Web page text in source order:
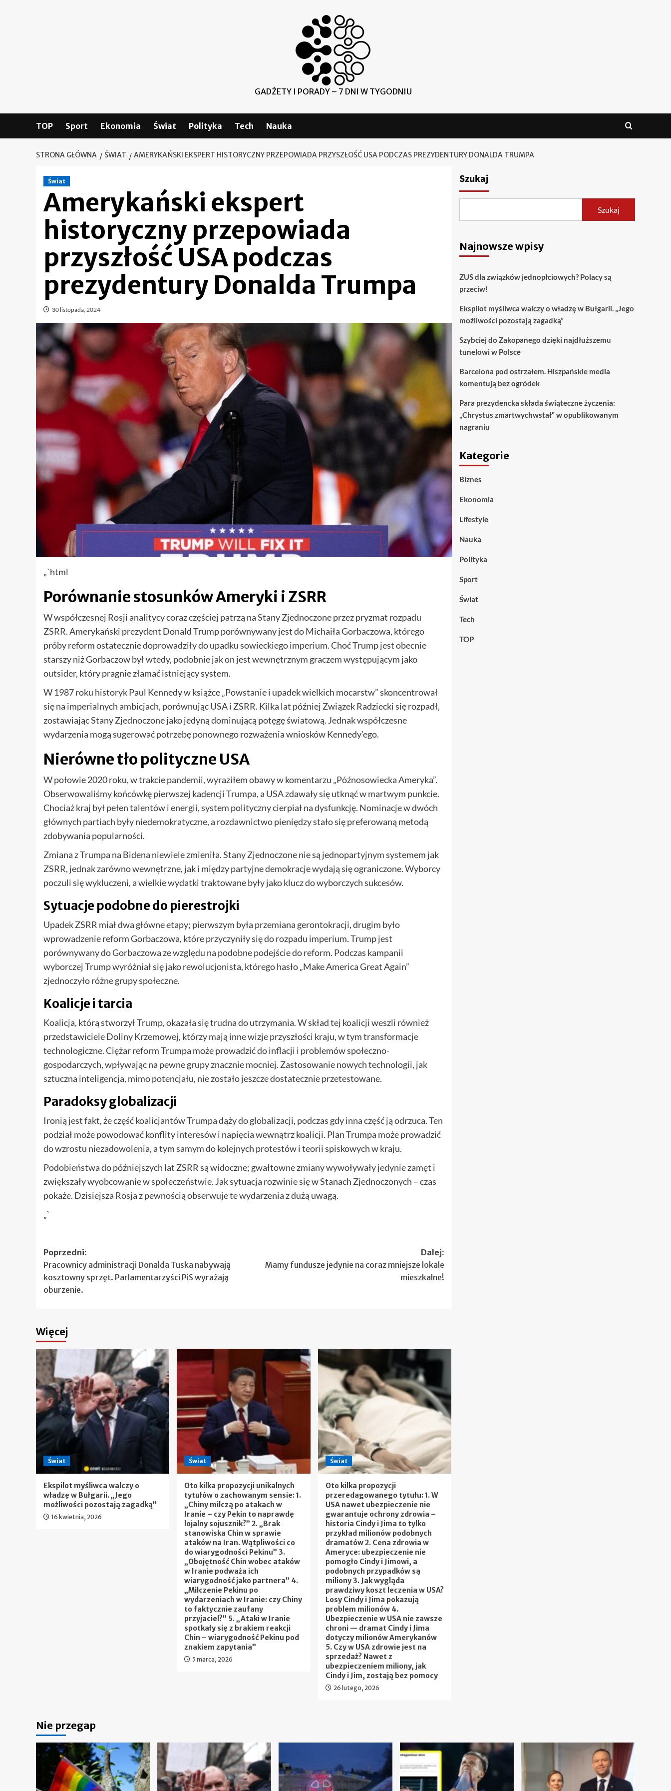
GADŻETY I PORADY – 7 DNI W TYGODNIU
TOP Sport Ekonomia Świat Polityka Tech Nauka
STRONA GŁÓWNA ŚWIAT AMERYKAŃSKI EKSPERT HISTORYCZNY PRZEPOWIADA PRZYSZŁOŚĆ USA PODCZAS PREZYDENTURY DONALDA TRUMPA
Świat
Amerykański ekspert
historyczny przepowiada
przyszłość USA podczas
prezydentury Donalda Trumpa
30 listopada, 2024
„`html
Porównanie stosunków Ameryki i ZSRR
W współczesnej Rosji analitycy coraz częściej patrzą na Stany Zjednoczone przez pryzmat rozpadu
ZSRR. Amerykański prezydent Donald Trump porównywany jest do Michaiła Gorbaczowa, którego
próby reform ostatecznie doprowadziły do upadku sowieckiego imperium. Choć Trump jest obecnie
starszy niż Gorbaczow był wtedy, podobnie jak on jest wewnętrznym graczem występującym jako
outsider, który pragnie złamać istniejący system.
W 1987 roku historyk Paul Kennedy w książce „Powstanie i upadek wielkich mocarstw” skoncentrował
się na imperialnych ambicjach, porównując USA i ZSRR. Kilka lat później Związek Radziecki się rozpadł,
zostawiając Stany Zjednoczone jako jedyną dominującą potęgę światową. Jednak współczesne
wydarzenia mogą sugerować potrzebę ponownego rozważenia wniosków Kennedy’ego.
Nierówne tło polityczne USA
W połowie 2020 roku, w trakcie pandemii, wyraziłem obawy w komentarzu „Późnosowiecka Ameryka”.
Obserwowaliśmy końcówkę pierwszej kadencji Trumpa, a USA zdawały się utknąć w martwym punkcie.
Chociaż kraj był pełen talentów i energii, system polityczny cierpiał na dysfunkcję. Nominacje w dwóch
głównych partiach były niedemokratyczne, a rozdawnictwo pieniędzy stało się preferowaną metodą
zdobywania popularności.
Zmiana z Trumpa na Bidena niewiele zmieniła. Stany Zjednoczone nie są jednopartyjnym systemem jak
ZSRR, jednak zarówno wewnętrzne, jak i między partyjne demokracje wydają się ograniczone. Wyborcy
poczuli się wykluczeni, a wielkie wydatki traktowane były jako klucz do wyborczych sukcesów.
Sytuacje podobne do pierestrojki
Upadek ZSRR miał dwa główne etapy; pierwszym była przemiana gerontokracji, drugim było
wprowadzenie reform Gorbaczowa, które przyczyniły się do rozpadu imperium. Trump jest
porównywany do Gorbaczowa ze względu na podobne podejście do reform. Podczas kampanii
wyborczej Trump wyróżniał się jako rewolucjonista, którego hasło „Make America Great Again”
zjednoczyło różne grupy społeczne.
Koalicje i tarcia
Koalicja, którą stworzył Trump, okazała się trudna do utrzymania. W skład tej koalicji weszli również
przedstawiciele Doliny Krzemowej, którzy mają inne wizje przyszłości kraju, w tym transformacje
technologiczne. Ciężar reform Trumpa może prowadzić do inflacji i problemów społeczno-
gospodarczych, wpływając na pewne grupy znacznie mocniej. Zastosowanie nowych technologii, jak
sztuczna inteligencja, mimo potencjału, nie zostało jeszcze dostatecznie przetestowane.
Paradoksy globalizacji
Ironią jest fakt, że część koalicjantów Trumpa dąży do globalizacji, podczas gdy inna część ją odrzuca. Ten
podział może powodować konflity interesów i napięcia wewnątrz koalicji. Plan Trumpa może prowadzić
do wzrostu niezadowolenia, a tym samym do kolejnych protestów i teorii spiskowych w kraju.
Podobieństwa do późniejszych lat ZSRR są widoczne; gwałtowne zmiany wywoływały jedynie zamęt i
zwiększały wyobcowanie w społeczeństwie. Jak sytuacja rozwinie się w Stanach Zjednoczonych – czas
pokaże. Dzisiejsza Rosja z pewnością obserwuje te wydarzenia z dużą uwagą.
„`
Zobacz
wpisy
Poprzedni:
Pracownicy administracji Donalda Tuska nabywają
kosztowny sprzęt. Parlamentarzyści PiS wyrażają
oburzenie.
Dalej:
Mamy fundusze jedynie na coraz mniejsze lokale
mieszkalne!
Więcej
Świat
Ekspilot myśliwca walczy o
władzę w Bułgarii. „Jego
możliwości pozostają zagadką”
16 kwietnia, 2026
Świat
Oto kilka propozycji unikalnych
tytułów o zachowanym sensie: 1.
„Chiny milczą po atakach w
Iranie – czy Pekin to naprawdę
lojalny sojusznik?” 2. „Brak
stanowiska Chin w sprawie
ataków na Iran. Wątpliwości co
do wiarygodności Pekinu” 3.
„Obojętność Chin wobec ataków
w Iranie podważa ich
wiarygodność jako partnera” 4.
„Milczenie Pekinu po
wydarzeniach w Iranie: czy Chiny
to faktycznie zaufany
przyjaciel?” 5. „Ataki w Iranie
spotkały się z brakiem reakcji
Chin – wiarygodność Pekinu pod
znakiem zapytania”
5 marca, 2026
Świat
Oto kilka propozycji
przeredagowanego tytułu: 1. W
USA nawet ubezpieczenie nie
gwarantuje ochrony zdrowia –
historia Cindy i Jima to tylko
przykład milionów podobnych
dramatów 2. Cena zdrowia w
Ameryce: ubezpieczenie nie
pomogło Cindy i Jimowi, a
podobnych przypadków są
miliony 3. Jak wygląda
prawdziwy koszt leczenia w USA?
Losy Cindy i Jima pokazują
problem milionów 4.
Ubezpieczenie w USA nie zawsze
chroni — dramat Cindy i Jima
dotyczy milionów Amerykanów
5. Czy w USA zdrowie jest na
sprzedaż? Nawet z
ubezpieczeniem miliony, jak
Cindy i Jim, zostają bez pomocy
26 lutego, 2026
Szukaj
Szukaj
Najnowsze wpisy
ZUS dla związków jednopłciowych? Polacy są
przeciw!
Ekspilot myśliwca walczy o władzę w Bułgarii. „Jego
możliwości pozostają zagadką”
Szybciej do Zakopanego dzięki najdłuższemu
tunelowi w Polsce
Barcelona pod ostrzałem. Hiszpańskie media
komentują bez ogródek
Para prezydencka składa świąteczne życzenia:
„Chrystus zmartwychwstał” w opublikowanym
nagraniu
Kategorie
Biznes
Ekonomia
Lifestyle
Nauka
Polityka
Sport
Świat
Tech
TOP
Nie przegap